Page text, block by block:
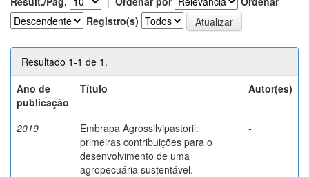
Registro(s)
Resultado 1-1 de 1.
Ano de
publicação
Título Autor(es)
2019
Embrapa Agrossilvipastoril:
primeiras contribuições para o
desenvolvimento de uma
agropecuária sustentável.
-